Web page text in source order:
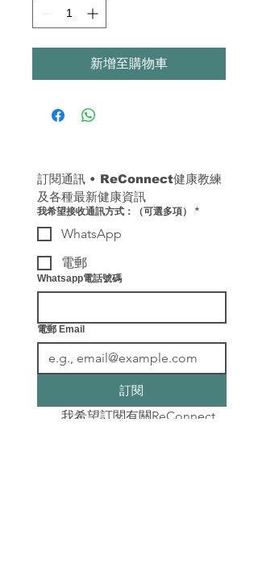
新增至購物車
訂閱通訊 • ReConnect健康教練
及各種最新健康資訊
我希望接收通訊方式：（可選多項） *
WhatsApp
電郵
Whatsapp電話號碼
電郵 Email
訂閱
我希望訂閱有關ReConnect